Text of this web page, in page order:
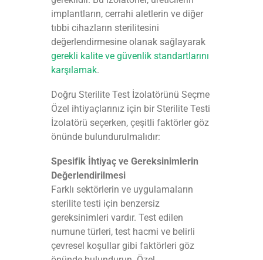
implantların, cerrahi aletlerin ve diğer
tıbbi cihazların sterilitesini
değerlendirmesine olanak sağlayarak
gerekli kalite ve güvenlik standartlarını
karşılamak.
Doğru Sterilite Test İzolatörünü Seçme
Özel ihtiyaçlarınız için bir Sterilite Testi
İzolatörü seçerken, çeşitli faktörler göz
önünde bulundurulmalıdır:
Spesifik İhtiyaç ve Gereksinimlerin
Değerlendirilmesi
Farklı sektörlerin ve uygulamaların
sterilite testi için benzersiz
gereksinimleri vardır. Test edilen
numune türleri, test hacmi ve belirli
çevresel koşullar gibi faktörleri göz